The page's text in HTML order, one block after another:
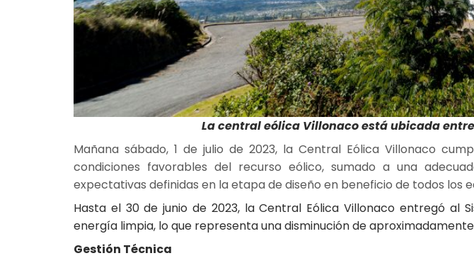
La central eólica Villonaco está ubicada
Mañana sábado, 1 de julio de 2023, la Central Eólica Villonaco
condiciones favorables del recurso eólico, sumado a una
expectativas definidas en la etapa de diseño en beneficio de todos los
Hasta el 30 de junio de 2023, la Central Eólica Villonaco entregó al
energía limpia, lo que representa una disminución de
Gestión Técnica